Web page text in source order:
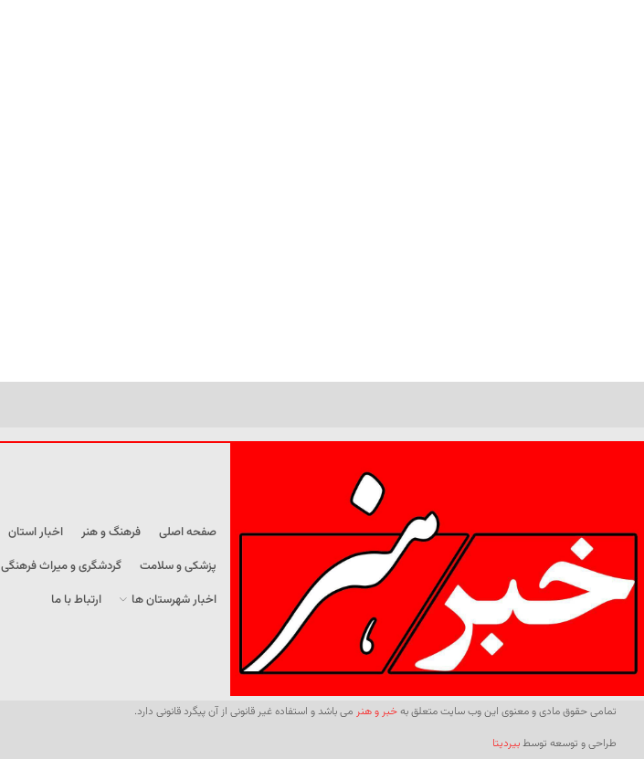
صفحه اصلی فرهنگ و هنر اخبار استان
پزشکی و سلامت
گردشگری و میراث فرهنگی
اخبار شهرستان ها
ارتباط با ما
تمامی حقوق مادی و معنوی این وب سایت متعلق بهخبر و هنر می باشد و استفاده غیر قانونی از آن پیگرد قانونی دارد.
طراحی و توسعه توسطبیردیتا